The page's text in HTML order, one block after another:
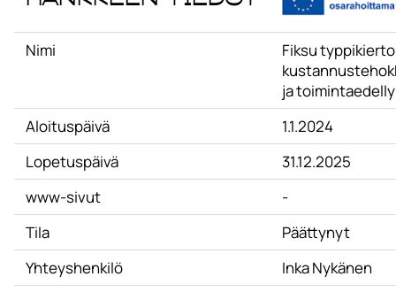
Nimi
Fiksu
ja
Aloituspäivä
1.1.2024
Lopetuspäivä
31.12.2025
www-sivut
-
Tila
Päättynyt
Yhteyshenkilö
Inka Nykänen